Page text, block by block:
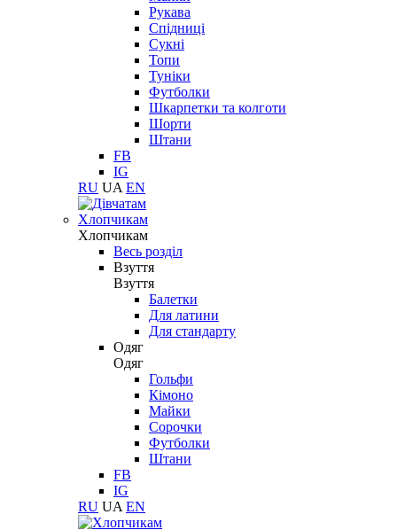
Рукава
Спідниці
Сукні
Топи
Туніки
Футболки
Шкарпетки та колготи
Шорти
Штани
FB
IG
RU UA EN
Хлопчикам
Хлопчикам
Весь розділ
Взуття
Взуття
Балетки
Для латини
Для стандарту
Одяг
Одяг
Гольфи
Кімоно
Майки
Сорочки
Футболки
Штани
FB
IG
RU UA EN